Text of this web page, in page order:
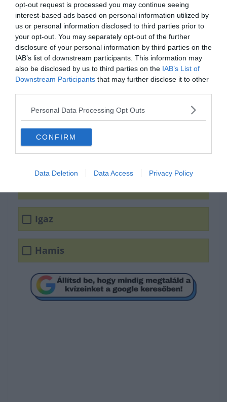
opt-out request is processed you may continue seeing
interest-based ads based on personal information utilized by
us or personal information disclosed to third parties prior to
your opt-out. You may separately opt-out of the further
disclosure of your personal information by third parties on the
IAB’s list of downstream participants. This information may
also be disclosed by us to third parties on the IAB’s List of
Downstream Participants that may further disclose it to other
Personal Data Processing Opt Outs
CONFIRM
Data Deletion Data Access Privacy Policy
A „kutyaeledel-kóstoló”
Igaz
Hamis